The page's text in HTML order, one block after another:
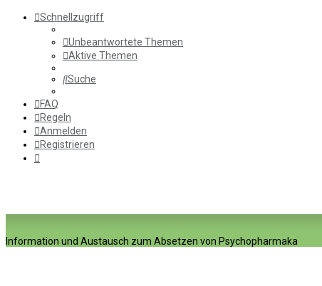
Schnellzugriff
Unbeantwortete Themen
Aktive Themen
Suche
FAQ
Regeln
Anmelden
Registrieren
Information und Austausch zum Absetzen von Psychopharmaka